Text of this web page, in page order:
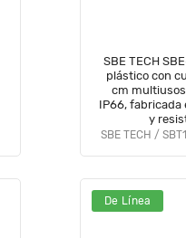
SBE TECH
plástico con
cm
IP66,
y
SBE TECH /
De Línea